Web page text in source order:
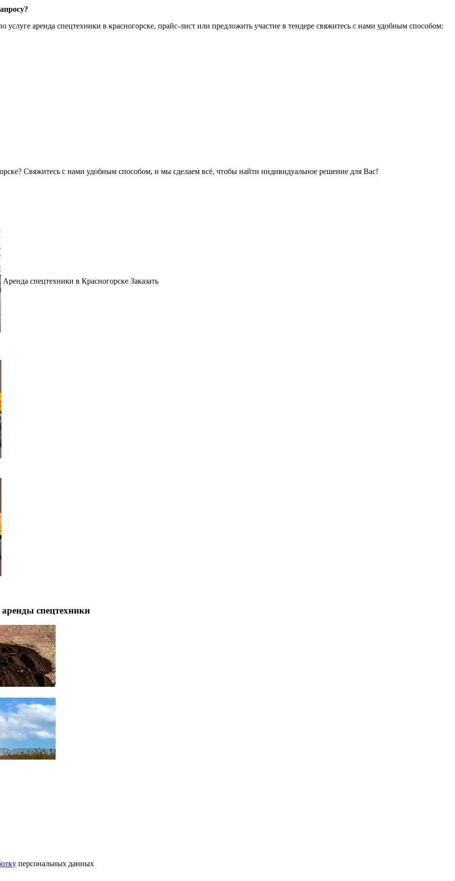
аренда спецтехники в красногорске, прайс-лист или предложить участие в тендере свяжитесь с нами удобным способом:
Свяжитесь с нами удобным способом, и мы сделаем всё, чтобы найти индивидуальное решение для Вас!
Аренда спецтехники в Красногорске Заказать
спецтехники
персональных данных